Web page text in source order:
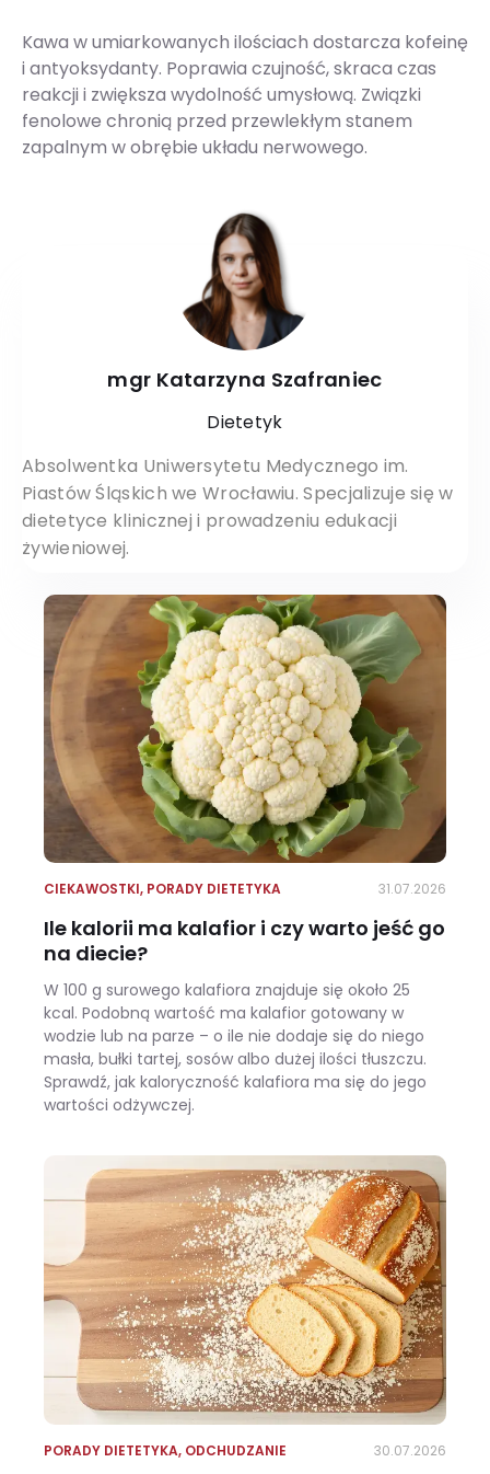
Kawa w umiarkowanych ilościach dostarcza kofeinę
i antyoksydanty. Poprawia czujność, skraca czas
reakcji i zwiększa wydolność umysłową. Związki
fenolowe chronią przed przewlekłym stanem
zapalnym w obrębie układu nerwowego.
mgr Katarzyna Szafraniec
Dietetyk
Absolwentka Uniwersytetu Medycznego im.
Piastów Śląskich we Wrocławiu. Specjalizuje się w
dietetyce klinicznej i prowadzeniu edukacji
żywieniowej.
CIEKAWOSTKI, PORADY DIETETYKA 31.07.2026
Ile kalorii ma kalafior i czy warto jeść go
na diecie?
W 100 g surowego kalafiora znajduje się około 25
kcal. Podobną wartość ma kalafior gotowany w
wodzie lub na parze – o ile nie dodaje się do niego
masła, bułki tartej, sosów albo dużej ilości tłuszczu.
Sprawdź, jak kaloryczność kalafiora ma się do jego
wartości odżywczej.
PORADY DIETETYKA, ODCHUDZANIE 30.07.2026